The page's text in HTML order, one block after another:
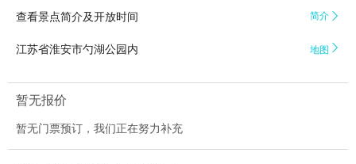
查看景点简介及开放时间 简介 
江苏省淮安市勺湖公园内 地图 
暂无报价
暂无门票预订，我们正在努力补充